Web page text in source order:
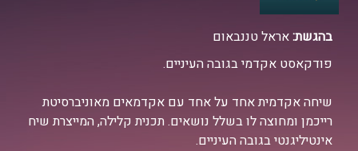
בהגשת:אראל טננבאום
פודקאסט אקדמי בגובה העיניים.
שיחה אקדמית אחד על אחד עם אקדמאים מאוניברסיטת
רייכמן ומחוצה לו בשלל נושאים. תכנית קלילה, המייצרת שיח
אינטיליגנטי בגובה העיניים.